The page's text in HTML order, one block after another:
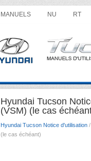
MANUELS NU RT
Hyundai Tucson
(VSM) (le cas
Hyundai Tucson Notice d'utilisation /
(le cas échéant)